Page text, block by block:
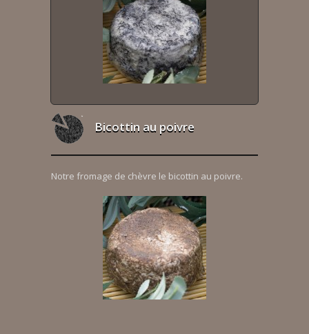
Bicottin au poivre
Notre fromage de chèvre le bicottin au poivre.